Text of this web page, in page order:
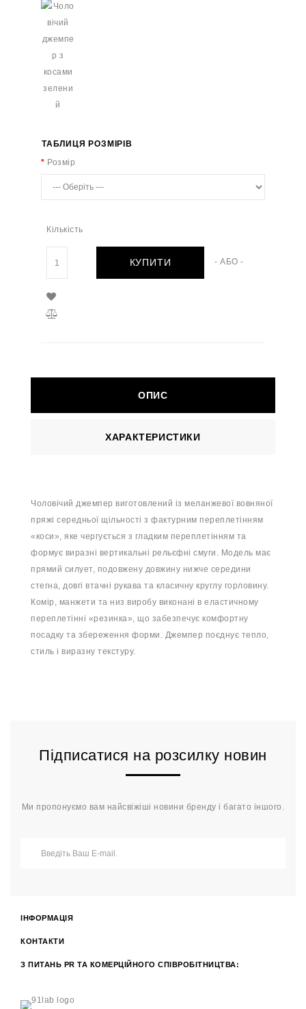
ТАБЛИЦЯ РОЗМІРІВ
Розмір
Кількість
КУПИТИ - АБО -
ОПИС
ХАРАКТЕРИСТИКИ
Чоловічий джемпер виготовлений із меланжевої вовняної
пряжі середньої щільності з фактурним переплетінням
«коси», яке чергується з гладким переплетінням та
формує виразні вертикальні рельєфні смуги. Модель має
прямий силует, подовжену довжину нижче середини
стегна, довгі втачні рукава та класичну круглу горловину.
Комір, манжети та низ виробу виконані в еластичному
переплетінні «резинка», що забезпечує комфортну
посадку та збереження форми. Джемпер поєднує тепло,
стиль і виразну текстуру.
Підписатися на розсилку новин
Ми пропонуємо вам найсвіжіші новини бренду і багато іншого.
ІНФОРМАЦІЯ
КОНТАКТИ
З ПИТАНЬ PR ТА КОМЕРЦІЙНОГО СПІВРОБІТНИЦТВА: